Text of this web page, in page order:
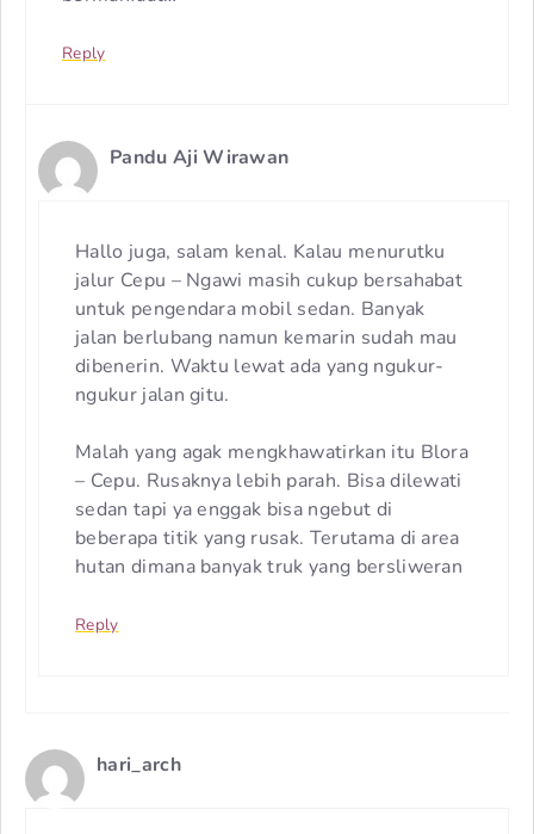
Reply
Pandu Aji Wirawan
Hallo juga, salam kenal. Kalau menurutku
jalur Cepu – Ngawi masih cukup bersahabat
untuk pengendara mobil sedan. Banyak
jalan berlubang namun kemarin sudah mau
dibenerin. Waktu lewat ada yang ngukur-
ngukur jalan gitu.
Malah yang agak mengkhawatirkan itu Blora
– Cepu. Rusaknya lebih parah. Bisa dilewati
sedan tapi ya enggak bisa ngebut di
beberapa titik yang rusak. Terutama di area
hutan dimana banyak truk yang bersliweran
Reply
hari_arch